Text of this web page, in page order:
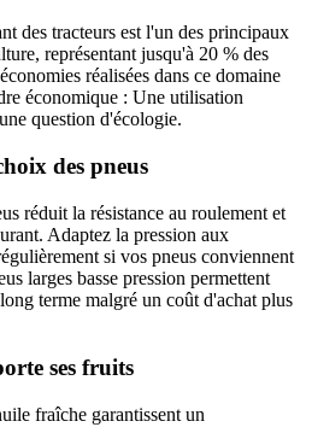
des tracteurs est l'un des principaux
représentant jusqu'à 20 % des
réalisées dans ce domaine
économique : Une utilisation
question d'écologie.
des pneus
réduit la résistance au roulement et
Adaptez la pression aux
si vos pneus conviennent
larges basse pression permettent
terme malgré un coût d'achat plus
ses fruits
fraîche garantissent un